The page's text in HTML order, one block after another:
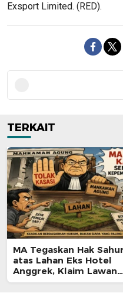
Exsport Limited. (RED).
TERKAIT
MA Tegaskan Hak
atas Lahan Eks Hotel
Anggrek, Klaim Lawan
Terpatahkan hingga